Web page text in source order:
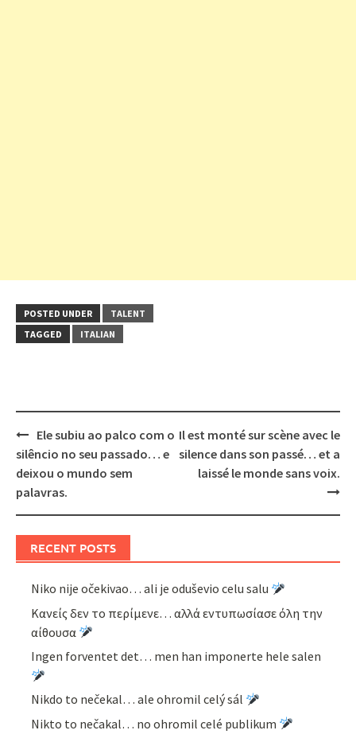
POSTED UNDER
TALENT
TAGGED
ITALIAN
Post
navigation
Ele subiu ao palco com o
silêncio no seu passado… e
deixou o mundo sem
palavras.
Il est monté sur scène avec le
silence dans son passé… et a
laissé le monde sans voix.
RECENT POSTS
Niko nije očekivao… ali je oduševio celu salu
Κανείς δεν το περίμενε… αλλά εντυπωσίασε όλη την
αίθουσα
Ingen forventet det… men han imponerte hele salen
Nikdo to nečekal… ale ohromil celý sál
Nikto to nečakal… no ohromil celé publikum